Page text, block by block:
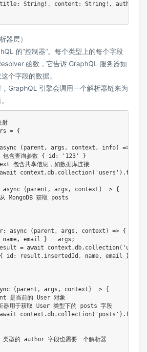
String!, content: String!,
器层）
的“控制器”。每个类型上的每个字段
函数，它告诉 GraphQL 服务器如
个字段的数据。
GraphQL 引擎会调用一个解析器链来为
= {
async ( parent , args , context , info) =>
含查询参数 { id: '123' }
包含共享信息，如数据库连接
await context .db. collection( 'users' ) .
async ( parent , args , context ) => {
获取 posts
: async ( parent , args , context ) => {
name, email } = args ;
= await context .db. collection( 'users'
{ id : result . insertedId , name, email }
( parent , args , context ) => {
是当前的 User 对象
器用于获取 User 类型下的 posts 字段
await context .db. collection( 'posts' ) . find
的 author 字段也需要一个解析器